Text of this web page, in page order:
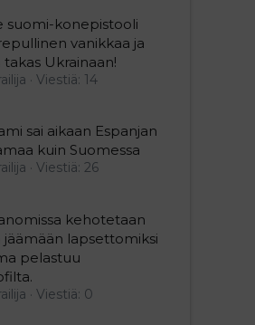
suomi-konepistooli
vanikkaa ja
Ukrainaan!
Viestiä: 14
sai aikaan Espanjan
kuin Suomessa
Viestiä: 26
kehotetaan
jäämään lapsettomiksi
pelastuu
Viestiä: 0